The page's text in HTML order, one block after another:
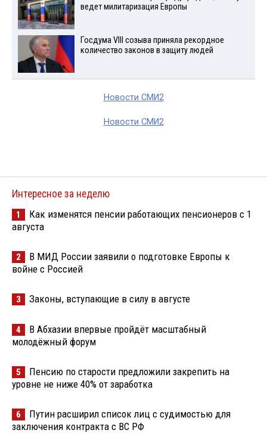
ведет милитаризация Европы
Госдума VIII созыва приняла рекордное
количество законов в защиту людей
Новости СМИ2
Новости СМИ2
Интересное за неделю
1
Как изменятся пенсии работающих пенсионеров с 1
августа
2
В МИД России заявили о подготовке Европы к
войне с Россией
3 Законы, вступающие в силу в августе
4
В Абхазии впервые пройдёт масштабный
молодёжный форум
5
Пенсию по старости предложили закрепить на
уровне не ниже 40% от заработка
6
Путин расширил список лиц с судимостью для
заключения контракта с ВС РФ